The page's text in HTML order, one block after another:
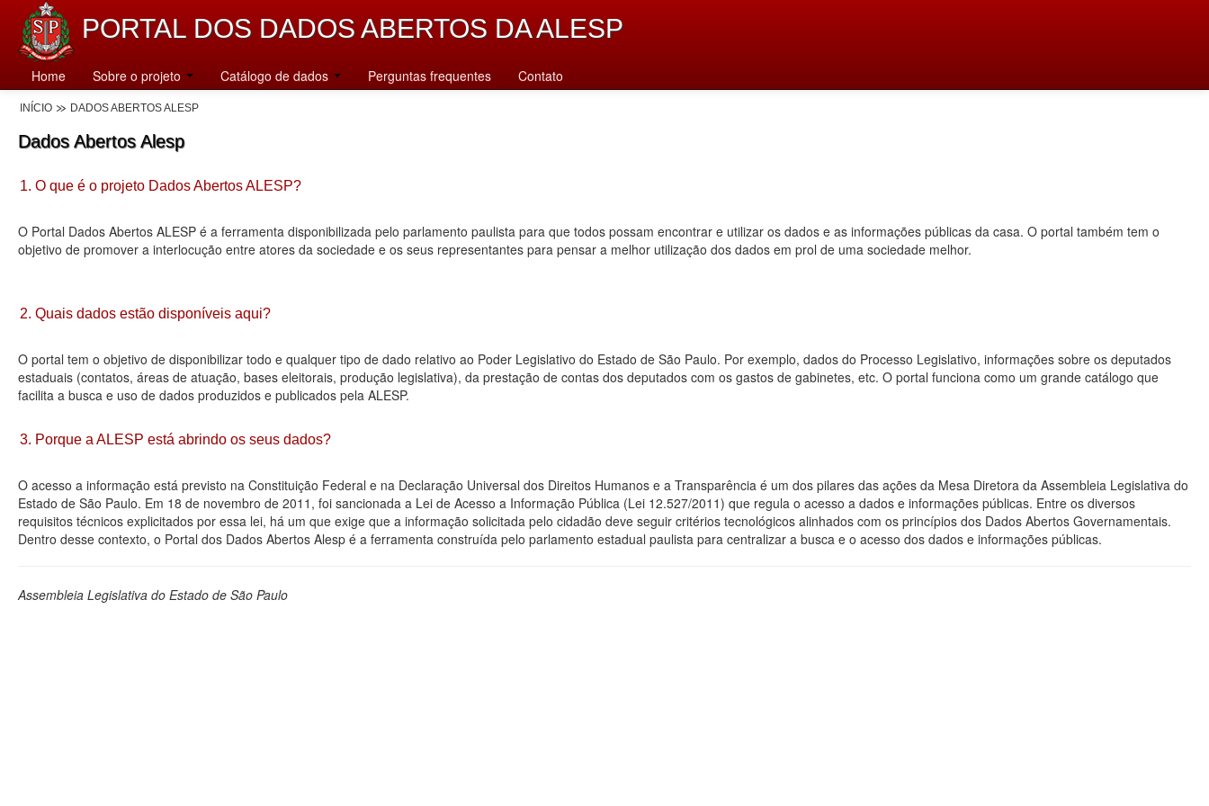
PORTAL DOS DADOS ABERTOS DA ALESP
Home Sobre o projeto Catálogo de dados Perguntas frequentes Contato
INÍCIO DADOS ABERTOS ALESP
Dados Abertos Alesp
1. O que é o projeto Dados Abertos ALESP?
O Portal Dados Abertos ALESP é a ferramenta disponibilizada pelo parlamento paulista para que todos possam encontrar e utilizar os dados e as informações públicas da casa. O portal também tem o
objetivo de promover a interlocução entre atores da sociedade e os seus representantes para pensar a melhor utilização dos dados em prol de uma sociedade melhor.
2. Quais dados estão disponíveis aqui?
O portal tem o objetivo de disponibilizar todo e qualquer tipo de dado relativo ao Poder Legislativo do Estado de São Paulo. Por exemplo, dados do Processo Legislativo, informações sobre os deputados
estaduais (contatos, áreas de atuação, bases eleitorais, produção legislativa), da prestação de contas dos deputados com os gastos de gabinetes, etc. O portal funciona como um grande catálogo que
facilita a busca e uso de dados produzidos e publicados pela ALESP.
3. Porque a ALESP está abrindo os seus dados?
O acesso a informação está previsto na Constituição Federal e na Declaração Universal dos Direitos Humanos e a Transparência é um dos pilares das ações da Mesa Diretora da Assembleia Legislativa do
Estado de São Paulo. Em 18 de novembro de 2011, foi sancionada a Lei de Acesso a Informação Pública (Lei 12.527/2011) que regula o acesso a dados e informações públicas. Entre os diversos
requisitos técnicos explicitados por essa lei, há um que exige que a informação solicitada pelo cidadão deve seguir critérios tecnológicos alinhados com os princípios dos Dados Abertos Governamentais.
Dentro desse contexto, o Portal dos Dados Abertos Alesp é a ferramenta construída pelo parlamento estadual paulista para centralizar a busca e o acesso dos dados e informações públicas.
Assembleia Legislativa do Estado de São Paulo